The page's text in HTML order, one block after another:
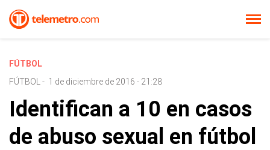
FÚTBOL
FÚTBOL
- 1 de diciembre de 2016 - 21:28
Identifican a 10 en casos
de abuso sexual en fútbol